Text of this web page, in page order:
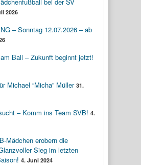
2026
– Sonntag 12.07.2026 – ab
Ball – Zukunft beginnt jetzt!
Michael “Micha” Müller 31.
– Komm ins Team SVB! 4.
Mädchen erobern die
Sieg im letzten
4. Juni 2024